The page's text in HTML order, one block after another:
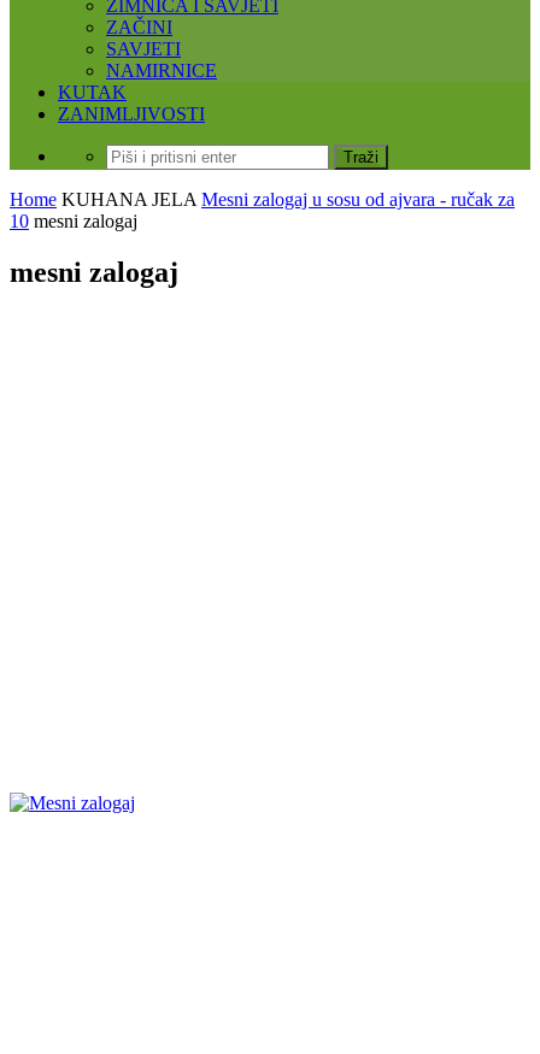
ZIMNICA I SAVJETI
ZAČINI
SAVJETI
NAMIRNICE
KUTAK
ZANIMLJIVOSTI
Home KUHANA JELA Mesni zalogaj u sosu od ajvara - ručak za
10 mesni zalogaj
mesni zalogaj